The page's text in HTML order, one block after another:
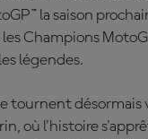
la saison
Champions
légendes.
tournent désormais
où l'histoire